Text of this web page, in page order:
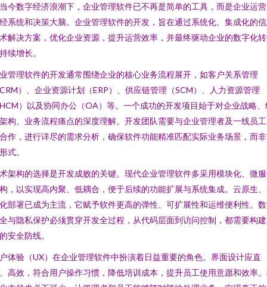
今数字经济浪潮下，企业管理软件已不再是简单的工具，而是企业运
系统和决策大脑。企业管理软件的开发，旨在通过系统化、集成化的
解决方案，优化企业资源，提升运营效率，并最终驱动企业的数字化
续增长。
管理软件的开发通常围绕企业的核心业务流程展开，如客户关系管理
）、企业资源计划（ERP）、供应链管理（SCM）、人力资源管理
）以及协同办公（OA）等。一个成功的开发项目始于对企业战略、
构、业务流程痛点的深度理解。开发团队需要与企业管理者及一线员
作，进行详尽的需求分析，确保软件功能精准匹配实际业务场景，而
式。
架构的选择是开发成败的关键。现代企业管理软件多采用模块化、微
，以实现高内聚、低耦合，便于后续的功能扩展与系统集成。云原生
部署已成为主流，它赋予软件更高的弹性、可扩展性和运维便利性。
与隐私保护必须贯穿开发全过程，从代码层面到访问控制，都需要构
安全防线。
体验（UX）在企业管理软件中扮演着日益重要的角色。界面设计应直
高效，符合用户操作习惯，降低培训成本，提升员工使用意愿和效率